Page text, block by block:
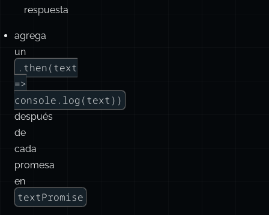
respuesta
agrega
un
.then(text
=>
console.log(text))
después
de
cada
promesa
en
textPromise